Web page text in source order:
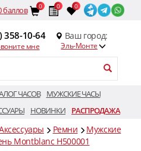
баллов 0 0 0
358-10-64
мне
Ваш город:
Эль-Монте
ЧАСОВ
МУЖСКИЕ ЧАСЫ
НОВИНКИ РАСПРОДАЖА
Ремни
Мужские
Montblanc H500001